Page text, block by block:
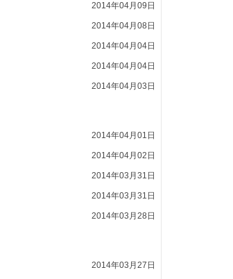
2014年04月09日
2014年04月08日
2014年04月04日
2014年04月04日
2014年04月03日
2014年04月01日
2014年04月02日
2014年03月31日
2014年03月31日
2014年03月28日
2014年03月27日